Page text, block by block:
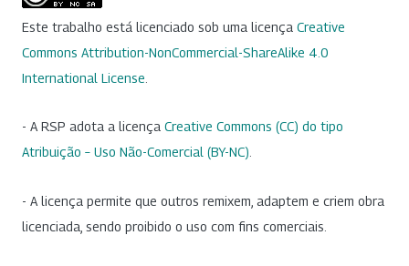
Este trabalho está licenciado sob uma licença Creative
Commons Attribution-NonCommercial-ShareAlike 4.0
International License
- A RSP adota a licença Creative Commons (CC) do tipo
Atribuição – Uso Não-Comercial (BY-NC)
- A licença permite que outros remixem, adaptem e criem obra
licenciada, sendo proibido o uso com fins comerciais.